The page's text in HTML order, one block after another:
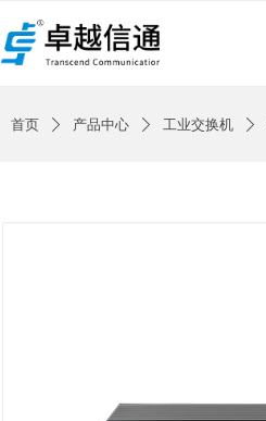
首页 ꄲ 产品中心 ꄲ 工业交换机 ꄲ